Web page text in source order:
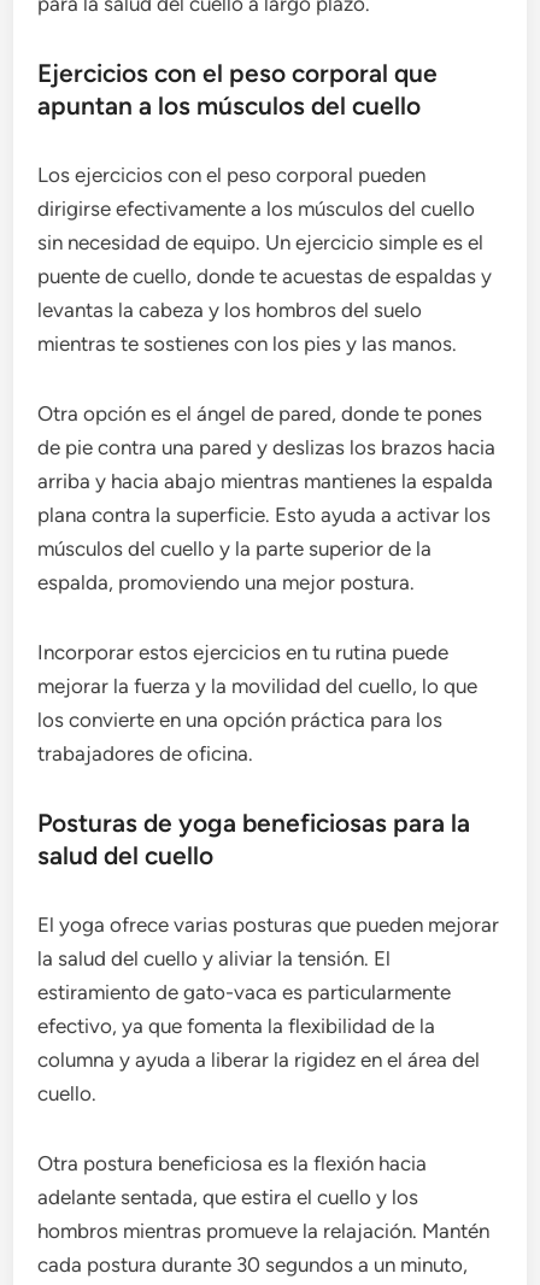
Ejercicios con el peso corporal que
apuntan a los músculos del cuello
Los ejercicios con el peso corporal pueden
dirigirse efectivamente a los músculos del cuello
sin necesidad de equipo. Un ejercicio simple es el
puente de cuello, donde te acuestas de espaldas y
levantas la cabeza y los hombros del suelo
mientras te sostienes con los pies y las manos.
Otra opción es el ángel de pared, donde te pones
de pie contra una pared y deslizas los brazos hacia
arriba y hacia abajo mientras mantienes la espalda
plana contra la superficie. Esto ayuda a activar los
músculos del cuello y la parte superior de la
espalda, promoviendo una mejor postura.
Incorporar estos ejercicios en tu rutina puede
mejorar la fuerza y la movilidad del cuello, lo que
los convierte en una opción práctica para los
trabajadores de oficina.
Posturas de yoga beneficiosas para la
salud del cuello
El yoga ofrece varias posturas que pueden mejorar
la salud del cuello y aliviar la tensión. El
estiramiento de gato-vaca es particularmente
efectivo, ya que fomenta la flexibilidad de la
columna y ayuda a liberar la rigidez en el área del
cuello.
Otra postura beneficiosa es la flexión hacia
adelante sentada, que estira el cuello y los
hombros mientras promueve la relajación. Mantén
cada postura durante 30 segundos a un minuto,